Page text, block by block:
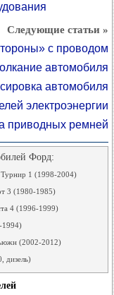
Следующие статьи »
с проводом
автомобиля
автомобиля
электроэнергии
приводных ремней
Форд:
1 (1998-2004)
3 (1980-1985)
4 (1996-1999)
1994)
(2002-2012)
дизель)